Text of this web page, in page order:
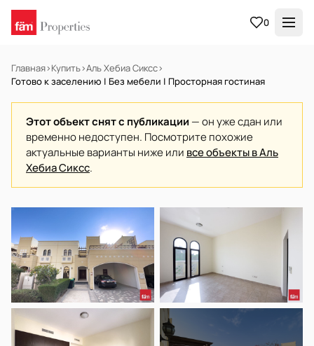
0
Главная›Купить›Аль Хебиа Сиксс›
Готово к заселению | Без мебели | Просторная гостиная
Этот объект снят с публикации — он уже сдан или
временно недоступен. Посмотрите похожие
актуальные варианты ниже или все объекты в Аль
Хебиа Сиксс.
Готов к заселению